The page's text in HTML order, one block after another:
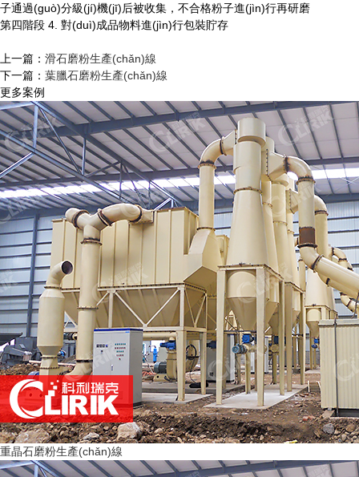
子通過(guò)分級(jí)機(jī)后被收集，不合格粉子進(jìn)行再研磨
第四階段 4. 對(duì)成品物料進(jìn)行包裝貯存
上一篇： 滑石磨粉生產(chǎn)線
下一篇： 葉臘石磨粉生產(chǎn)線
更多案例
重晶石磨粉生產(chǎn)線